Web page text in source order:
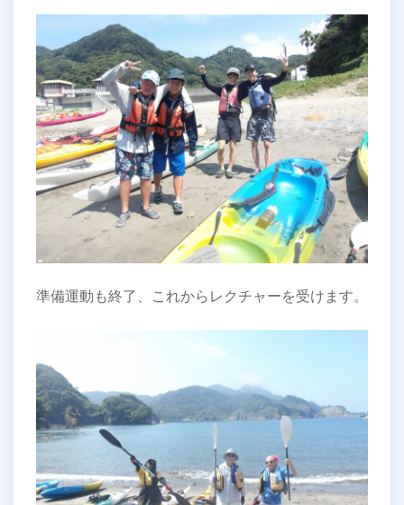
準備運動も終了、これからレクチャーを受けます。